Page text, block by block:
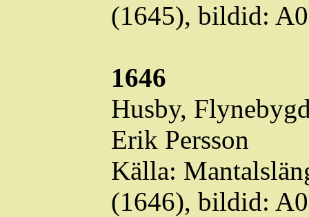
(1645), bildid:
1646
Husby,
Erik Persson
Källa:
(1646), bildid: